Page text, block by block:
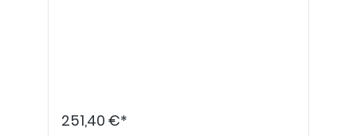
251,40 €*